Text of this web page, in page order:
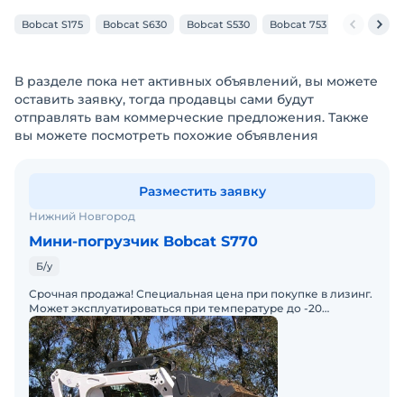
Bobcat S175 Bobcat S630 Bobcat S530 Bobcat 753 Bobcat
В разделе пока нет активных объявлений, вы можете
оставить заявку, тогда продавцы сами будут
отправлять вам коммерческие предложения. Также
вы можете посмотреть похожие объявления
Нижний Новгород
Мини-погрузчик Bobcat S770
Б/у
Срочная продажа! Специальная цена при покупке в лизинг.
Может эксплуатироваться при температуре до -20
градусов С.
Разместить заявку